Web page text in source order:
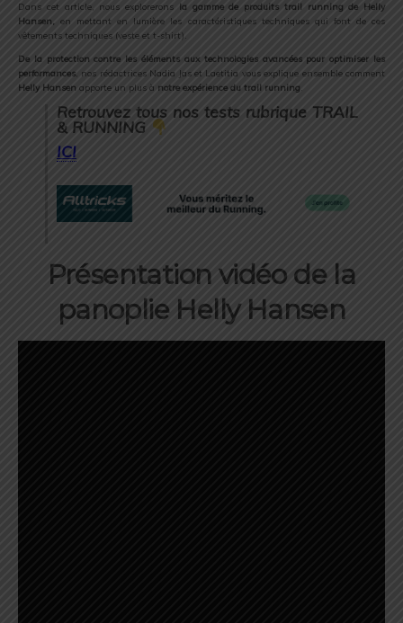
Dans cet article, nous explorerons la gamme de produits trail running de Helly
Hansen, en mettant en lumière les caractéristiques techniques qui font de ces
vêtements techniques (veste et t-shirt).
De la protection contre les éléments aux technologies avancées pour optimiser les
performances, nos rédactrices Nadia Jas et Laetitia vous explique ensemble comment
Helly Hansen apporte un plus à notre expérience du trail running.
Retrouvez tous nos tests rubrique TRAIL
& RUNNING
ICI
Présentation vidéo de la
panoplie Helly Hansen